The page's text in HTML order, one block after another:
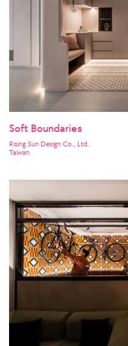
Soft Boundaries
Rising Sun Design Co., Ltd.
Taiwan